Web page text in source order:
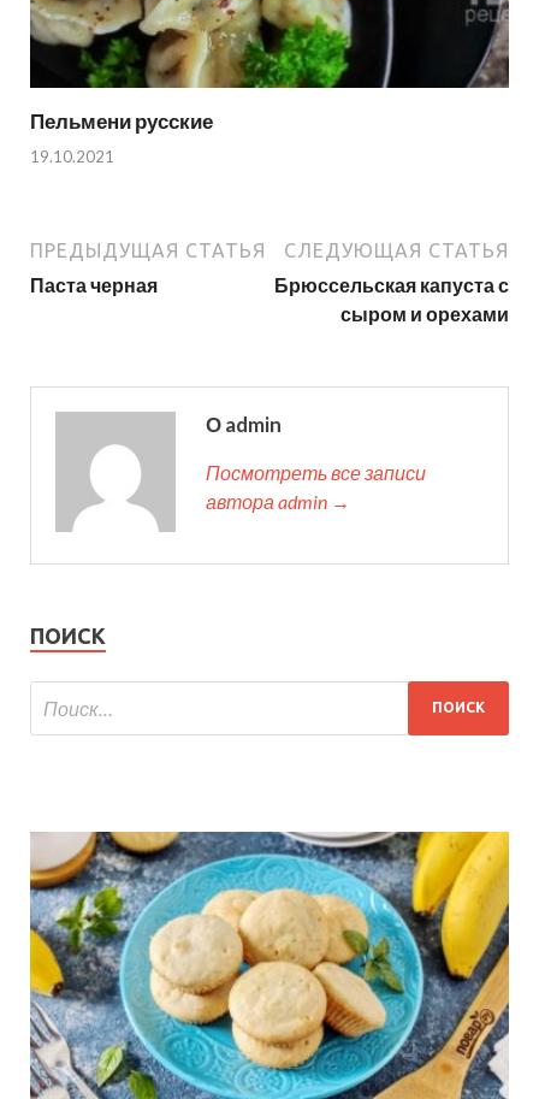
Пельмени русские
19.10.2021
ПРЕДЫДУЩАЯ СТАТЬЯ
Паста черная
СЛЕДУЮЩАЯ СТАТЬЯ
Брюссельская капуста с
сыром и орехами
О admin
Посмотреть все записи
автора admin →
ПОИСК